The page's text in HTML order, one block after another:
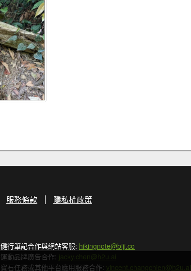
服務條款 隱私權政策
健行筆記合作與網站客服: hikingnote@biji.co
運動品牌廣告合作: jacky.chen@h2u.ai
寶石任務或其他平台應用服務合作: vincent.changchien@h2u.ai